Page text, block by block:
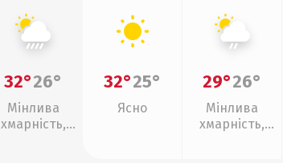
32°26°
Мінлива
хмарність,
32°25°
Ясно
29°26°
Мінлива
хмарність,